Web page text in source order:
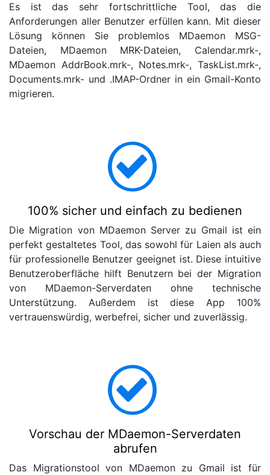
Es ist das sehr fortschrittliche Tool, das die
Anforderungen aller Benutzer erfüllen kann. Mit dieser
Lösung können Sie problemlos MDaemon MSG-
Dateien, MDaemon MRK-Dateien, Calendar.mrk-,
MDaemon AddrBook.mrk-, Notes.mrk-, TaskList.mrk-,
Documents.mrk- und .IMAP-Ordner in ein Gmail-Konto
migrieren.
100% sicher und einfach zu bedienen
Die Migration von MDaemon Server zu Gmail ist ein
perfekt gestaltetes Tool, das sowohl für Laien als auch
für professionelle Benutzer geeignet ist. Diese intuitive
Benutzeroberfläche hilft Benutzern bei der Migration
von MDaemon-Serverdaten ohne technische
Unterstützung. Außerdem ist diese App 100%
vertrauenswürdig, werbefrei, sicher und zuverlässig.
Vorschau der MDaemon-Serverdaten
abrufen
Das Migrationstool von MDaemon zu Gmail ist für